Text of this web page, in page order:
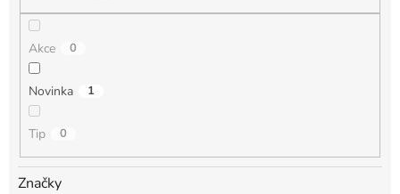
Akce 0
Novinka 1
Tip 0
Značky